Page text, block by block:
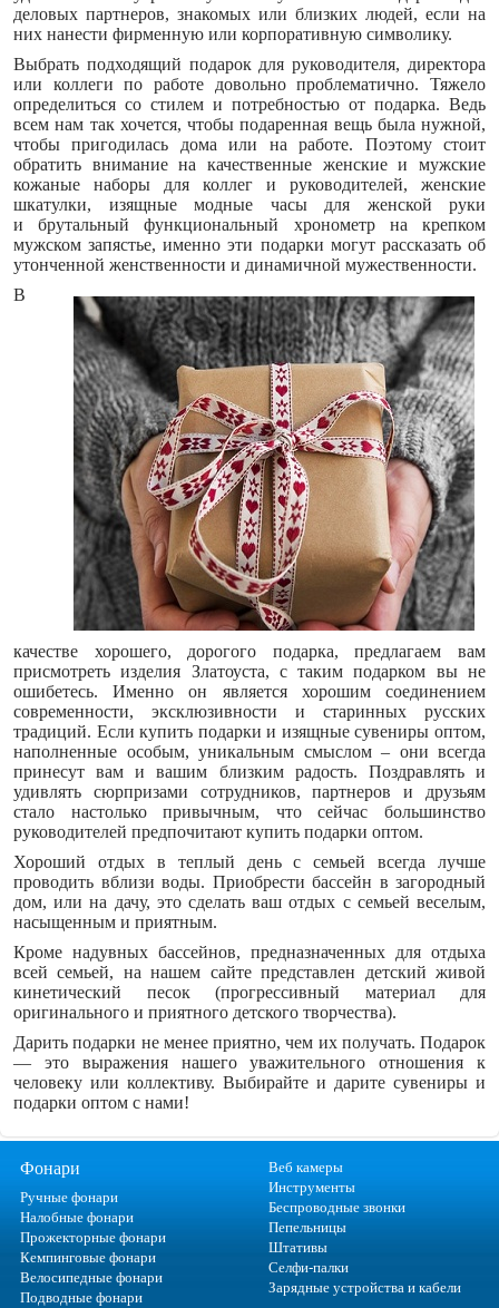
деловых партнеров, знакомых или близких людей, если на
них нанести фирменную или корпоративную символику.
Выбрать подходящий подарок для руководителя, директора
или коллеги по работе довольно проблематично. Тяжело
определиться со стилем и потребностью от подарка. Ведь
всем нам так хочется, чтобы подаренная вещь была нужной,
чтобы пригодилась дома или на работе. Поэтому стоит
обратить внимание на качественные женские и мужские
кожаные наборы для коллег и руководителей, женские
шкатулки, изящные модные часы для женской руки
и брутальный функциональный хронометр на крепком
мужском запястье, именно эти подарки могут рассказать об
утонченной женственности и динамичной мужественности.
В
качестве хорошего, дорогого подарка, предлагаем вам
присмотреть изделия Златоуста, с таким подарком вы не
ошибетесь. Именно он является хорошим соединением
современности, эксклюзивности и старинных русских
традиций. Если купить подарки и изящные сувениры оптом,
наполненные особым, уникальным смыслом – они всегда
принесут вам и вашим близким радость. Поздравлять и
удивлять сюрпризами сотрудников, партнеров и друзьям
стало настолько привычным, что сейчас большинство
руководителей предпочитают купить подарки оптом.
Хороший отдых в теплый день с семьей всегда лучше
проводить вблизи воды. Приобрести бассейн в загородный
дом, или на дачу, это сделать ваш отдых с семьей веселым,
насыщенным и приятным.
Кроме надувных бассейнов, предназначенных для отдыха
всей семьей, на нашем сайте представлен детский живой
кинетический песок (прогрессивный материал для
оригинального и приятного детского творчества).
Дарить подарки не менее приятно, чем их получать. Подарок
— это выражения нашего уважительного отношения к
человеку или коллективу. Выбирайте и дарите сувениры и
подарки оптом с нами!
Фонари
Ручные фонари
Налобные фонари
Прожекторные фонари
Кемпинговые фонари
Велосипедные фонари
Подводные фонари
Веб камеры
Инструменты
Беспроводные звонки
Пепельницы
Штативы
Селфи-палки
Зарядные устройства и кабели